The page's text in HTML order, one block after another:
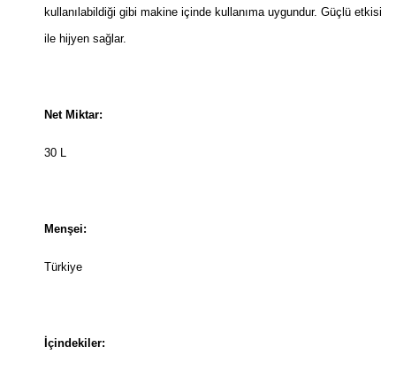
kullanılabildiği gibi makine içinde kullanıma uygundur. Güçlü etkisi
ile hijyen sağlar.
Net Miktar:
30 L
Menşei:
Türkiye
İçindekiler: